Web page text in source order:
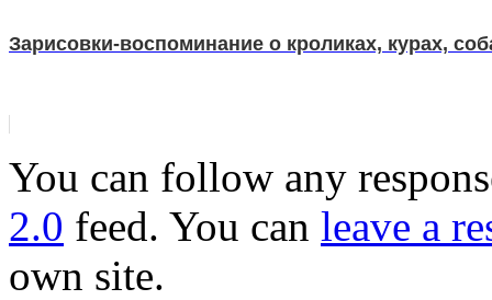
Зарисовки-воспоминание о кроликах, курах,
You can follow any
2.0 feed. You can leave a
own site.